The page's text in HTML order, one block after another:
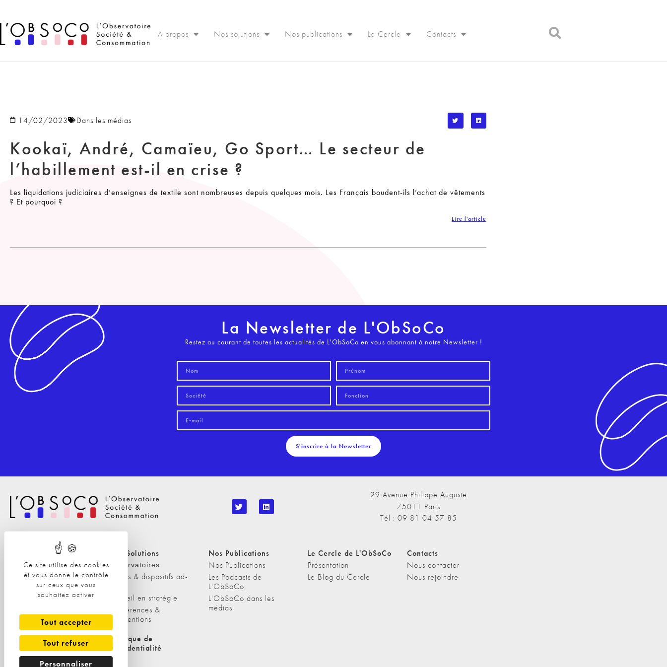
Ce site utilise des cookies
et vous donne le contrôle
sur ceux que vous
souhaitez activer
Tout accepter
Tout refuser
Personnaliser
A propos Nos solutions Nos publications Le Cercle Contacts
14/02/2023 Dans les médias
Kookaï, André, Camaïeu, Go Sport… Le secteur de
l’habillement est-il en crise ?
Les liquidations judiciaires d’enseignes de textile sont nombreuses depuis quelques mois. Les Français boudent-ils l’achat de vêtements
? Et pourquoi ?
Lire l'article
La Newsletter de L'ObSoCo
Restez au courant de toutes les actualités de L'ObSoCo en vous abonnant à notre Newsletter !
S'inscrire à la Newsletter
29 Avenue Philippe Auguste
75011 Paris
Tél : 09 81 04 57 85
Nos Solutions
A propos
L'équipe
Nos clients
Nos Solutions
Observatoires
Etudes & dispositifs ad-
Conseil en stratégie
Conférences &
interventions
Nos Publications
Nos Publications
Les Podcasts de
L'ObSoCo
L'ObSoCo dans les
médias
Le Cercle de L'ObSoCo
Présentation
Le Blog du Cercle
Contacts
Nous contacter
Nous rejoindre
Politique de cookies
Politique de
confidentialité